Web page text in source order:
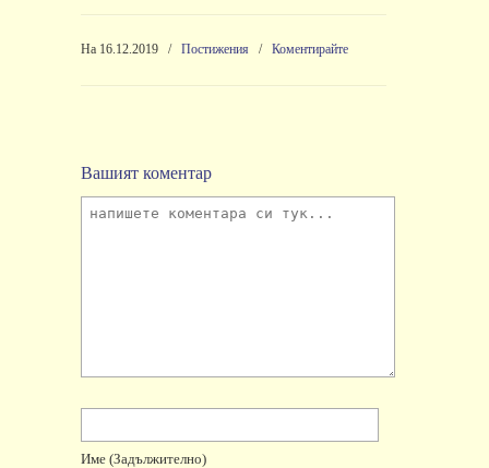
На 16.12.2019 / Постижения / Коментирайте
Вашият коментар
Име (задължително)